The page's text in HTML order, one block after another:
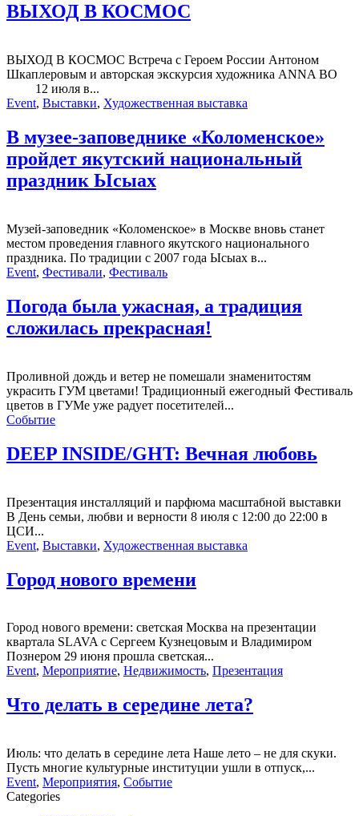
ВЫХОД В КОСМОС
ВЫХОД В КОСМОС Встреча с Героем России Антоном
Шкаплеровым и авторская экскурсия художника ANNA BO
12 июля в...
Event, Выставки, Художественная выставка
В музее-заповеднике «Коломенское»
пройдет якутский национальный
праздник Ысыах
Музей-заповедник «Коломенское» в Москве вновь станет
местом проведения главного якутского национального
праздника. По традиции с 2007 года Ысыах в...
Event, Фестивали, Фестиваль
Погода была ужасная, а традиция
сложилась прекрасная!
Проливной дождь и ветер не помешали знаменитостям
украсить ГУМ цветами! Традиционный ежегодный Фестиваль
цветов в ГУМе уже радует посетителей...
Событие
DEEP INSIDE/GHT: Вечная любовь
Презентация инсталляций и парфюма масштабной выставки
В День семьи, любви и верности 8 июля с 12:00 до 22:00 в
ЦСИ...
Event, Выставки, Художественная выставка
Город нового времени
Город нового времени: светская Москва на презентации
квартала SLAVA с Сергеем Кузнецовым и Владимиром
Познером 29 июня прошла светская...
Event, Мероприятие, Недвижимость, Презентация
Что делать в середине лета?
Июль: что делать в середине лета Наше лето – не для скуки.
Пусть многие культурные институции ушли в отпуск,...
Event, Мероприятия, Событие
Categories